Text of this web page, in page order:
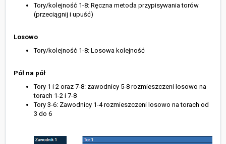
Tory/kolejność 1-8: Ręczna metoda przypisywania torów
(przeciągnij i upuść)
Losowo
Tory/kolejność 1-8: Losowa kolejność
Pół na pół
Tory 1 i 2 oraz 7-8: zawodnicy 5-8 rozmieszczeni losowo na
torach 1-2 i 7-8
Tory 3-6: Zawodnicy 1-4 rozmieszczeni losowo na torach od
3 do 6